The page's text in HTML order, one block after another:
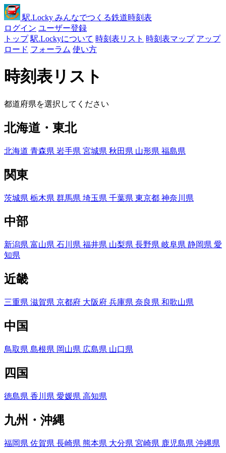
駅.Locky みんなでつくる鉄道時刻表
ログイン ユーザー登録
トップ 駅.Lockyについて 時刻表リスト 時刻表マップ アップ
ロード フォーラム 使い方
時刻表リスト
都道府県を選択してください
北海道・東北
北海道 青森県 岩手県 宮城県 秋田県 山形県 福島県
関東
茨城県 栃木県 群馬県 埼玉県 千葉県 東京都 神奈川県
中部
新潟県 富山県 石川県 福井県 山梨県 長野県 岐阜県 静岡県 愛
知県
近畿
三重県 滋賀県 京都府 大阪府 兵庫県 奈良県 和歌山県
中国
鳥取県 島根県 岡山県 広島県 山口県
四国
徳島県 香川県 愛媛県 高知県
九州・沖縄
福岡県 佐賀県 長崎県 熊本県 大分県 宮崎県 鹿児島県 沖縄県